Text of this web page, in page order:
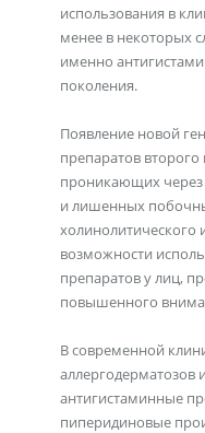
использования в
менее в некоторых
именно
поколения.
Появление новой
препаратов
проникающих через
и лишенных
холинолитического
возможности
препаратов у лиц,
повышенного
В современной
антигистаминные
пиперидиновые